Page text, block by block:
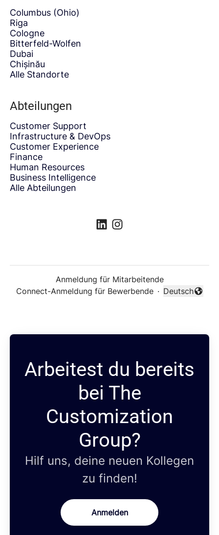
Columbus (Ohio)
Riga
Cologne
Bitterfeld-Wolfen
Dubai
Chișinău
Alle Standorte
Abteilungen
Customer Support
Infrastructure & DevOps
Customer Experience
Finance
Human Resources
Business Intelligence
Alle Abteilungen
Anmeldung für Mitarbeitende
Connect-Anmeldung für Bewerbende ·
Sprache
Deutsch
Arbeitest du bereits
bei The
Customization
Group?
Hilf uns, deine neuen Kollegen
zu finden!
Anmelden